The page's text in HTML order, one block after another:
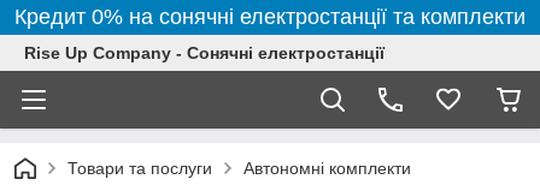
Кредит 0% на сонячні електростанції та комплекти
Rise Up Company - Сонячні електростанції
Товари та послуги Автономні комплекти